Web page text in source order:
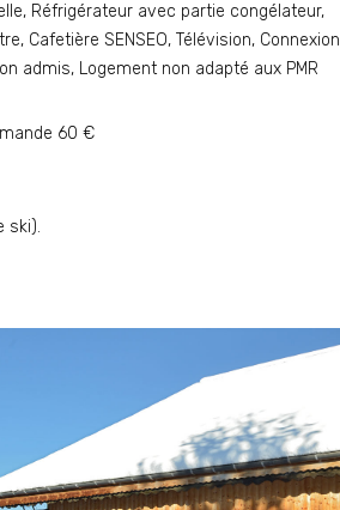
Réfrigérateur avec partie congélateur,
Cafetière SENSEO, Télévision, Connexion
admis, Logement non adapté aux PMR
60 €
ski).